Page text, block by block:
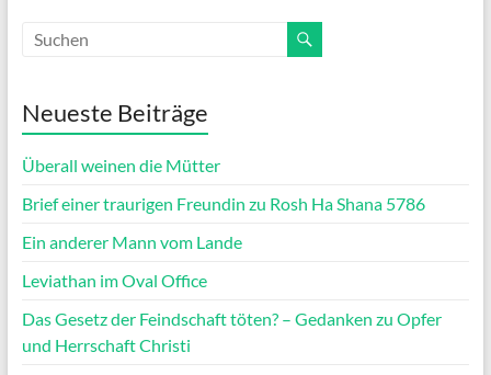
Neueste Beiträge
Überall weinen die Mütter
Brief einer traurigen Freundin zu Rosh Ha Shana 5786
Ein anderer Mann vom Lande
Leviathan im Oval Office
Das Gesetz der Feindschaft töten? – Gedanken zu Opfer
und Herrschaft Christi